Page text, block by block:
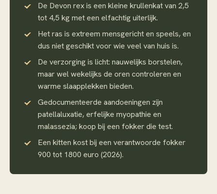
De Devon rex is een kleine krullenkat van 2,5
tot 4,5 kg met een elfachtig uiterlijk.
Het ras is extreem mensgericht en speels, en
dus niet geschikt voor wie veel van huis is.
De verzorging is licht: nauwelijks borstelen,
maar wel wekelijks de oren controleren en
warme slaapplekken bieden.
Gedocumenteerde aandoeningen zijn
patellaluxatie, erfelijke myopathie en
malassezia; koop bij een fokker die test.
Een kitten kost bij een verantwoorde fokker
900 tot 1800 euro (2026).